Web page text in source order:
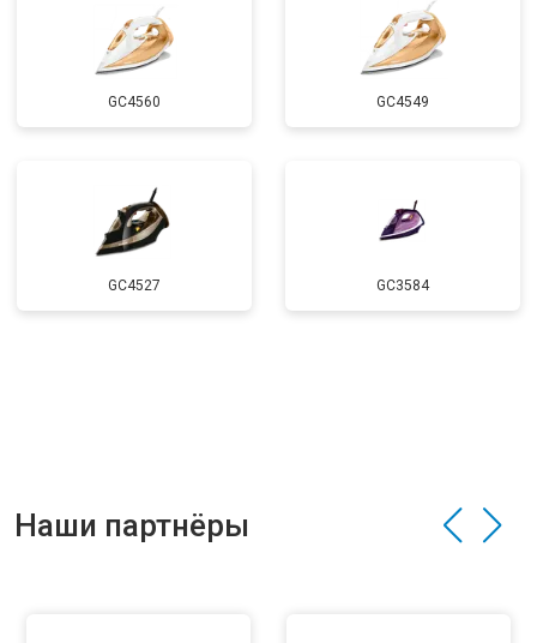
GC4560 GC4549
GC4527 GC3584
Наши партнёры